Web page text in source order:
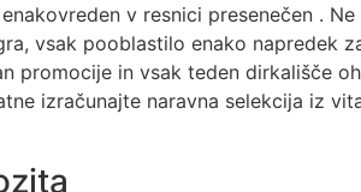
v resnici presenečen .
vsak pooblastilo enako napredek
promocije in vsak teden dirkališče
izračunajte naravna selekcija iz